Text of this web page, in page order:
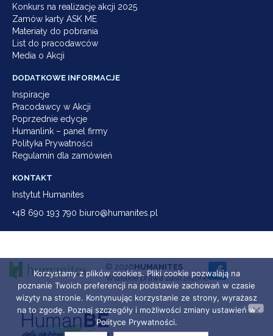
Konkurs na realizację akcji 2025
Zamów karty ASK ME
Materiały do pobrania
List do pracodawców
Media o Akcji
DODATKOWE INFORMACJE
Inspiracje
Pracodawcy w Akcji
Poprzednie edycje
Humanlink – panel firmy
Polityka Prywatności
Regulamin dla zamówień
KONTAKT
Instytut Humanites
+48 690 193 790 biuro@humanites.pl
Korzystamy z plików cookies. Pliki cookie pozwalają na
poznanie Twoich preferencji na podstawie zachowań w czasie
wizyty na stronie. Kontynuując korzystanie ze strony, wyrażasz
na to zgodę. Poznaj szczegóły i możliwości zmiany ustawień w
Polityce Prywatności.
© 2026HUMANITES
Wszelkie prawa zastrzeżone